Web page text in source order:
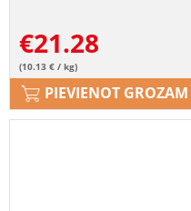
€21.28
(10.13 € / kg)
PIEVIENOT GROZAM